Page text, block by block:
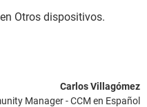
Otros dispositivos.
Carlos Villagómez
Manager - CCM en Español